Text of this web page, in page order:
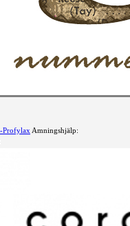
Amningshjälp: